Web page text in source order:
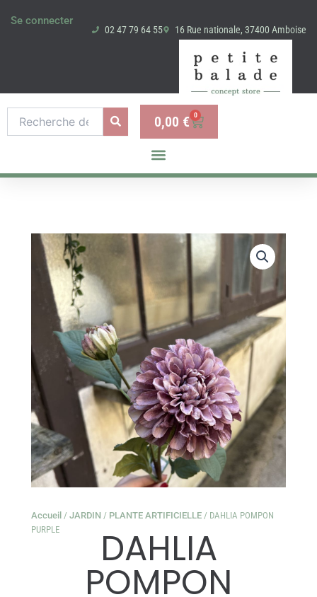
Se connecter
02 47 79 64 55 16 Rue nationale, 37400 Amboise
pour :
0,00 € 0
Panier
Accueil /JARDIN / PLANTE ARTIFICIELLE / DAHLIA POMPON
PURPLE
DAHLIA
POMPON
PURPLE